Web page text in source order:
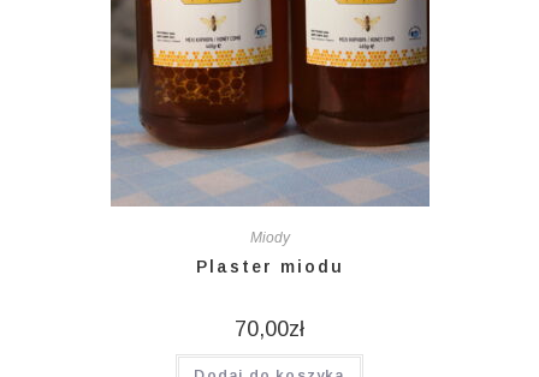
Miody
Plaster miodu
70,00zł